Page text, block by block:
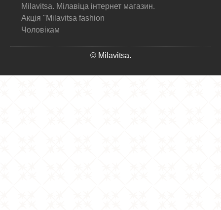
Milavitsa. Мілавіца інтернет магазин.
Акція "Milavitsa fashion
Чоловікам
© Milavitsa.